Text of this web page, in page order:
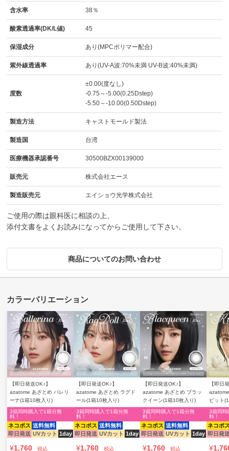
含水率 38％
酸素透過率(DK/L値) 45
保湿成分 あり(MPCポリマー配合)
紫外線透過率 あり(UV-A波:70%未満 UV-B波:40%未満)
度数
±0.00(度なし)
-0.75～-5.00(0.25Dstep)
-5.50～-10.00(0.50Dstep)
製造方法 キャストモールド製法
製造国 台湾
医療機器承認番号 30500BZX00139000
販売元 株式会社エース
製造販売元 エイショウ光学株式会社
ご使用の際は眼科医に相談の上、
添付文書をよくお読みになってからご使用して下さい。
商品についてのお問い合わせ
【即日発送OK♪】
azatome あざとめ バレリ
ーナ(1箱10枚入り)
ネコポス 送料無料
即日発送 UVカット 1day
3箱同時購入で1箱分無
料！
¥1,760 税込
【即日発送OK♪】
azatome あざとめ ラグド
ール(1箱10枚入り)
ネコポス 送料無料
即日発送 UVカット 1day
3箱同時購入で1箱分無
料！
¥1,760 税込
【即日発送OK♪】
azatome あざとめ ブラッ
クイーン(1箱10枚入り)
ネコポス 送料無料
即日発送 UVカット 1day
3箱同時購入で1箱分無
料！
¥1,760 税込
【即日
ピット
ネコポ
即日発
3箱同時
料！
¥